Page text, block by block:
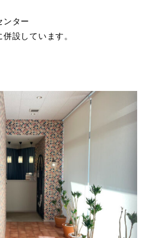
ンター
設しています。